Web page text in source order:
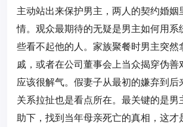
主动站出来保护男主，两人的契约婚姻
情。观众最期待的无疑是男主如何用系
些看不起他的人。家族聚餐时男主突然
戚，或者在公司董事会上当众揭穿伪善
应该很解气。假妻子从最初的嫌弃到后
关系拉扯也是看点所在。最关键的是男
助下，找到当年母亲死亡的真相，这才